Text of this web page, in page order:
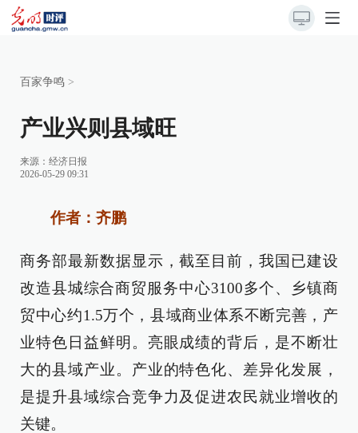
百家争鸣 >
产业兴则县域旺
来源： 经济日报
2026-05-29 09:31
作者：齐鹏
商务部最新数据显示，截至目前，我国已建设
改造县城综合商贸服务中心3100多个、乡镇商
贸中心约1.5万个，县域商业体系不断完善，产
业特色日益鲜明。亮眼成绩的背后，是不断壮
大的县域产业。产业的特色化、差异化发展，
是提升县域综合竞争力及促进农民就业增收的
关键。